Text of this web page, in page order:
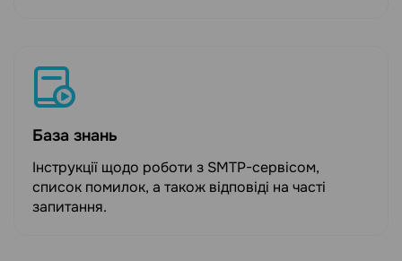
База знань
Інструкції щодо роботи з SMTP-сервісом,
список помилок, а також відповіді на часті
запитання.